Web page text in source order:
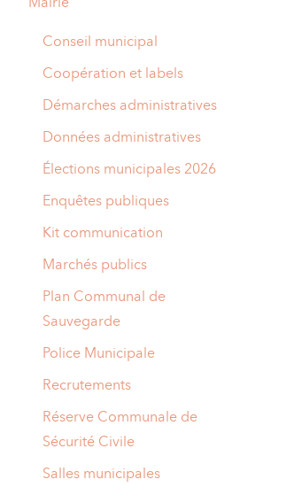
Conseil municipal
Coopération et labels
Démarches administratives
Données administratives
Élections municipales 2026
Enquêtes publiques
Kit communication
Marchés publics
Plan Communal de
Sauvegarde
Police Municipale
Recrutements
Réserve Communale de
Sécurité Civile
Salles municipales